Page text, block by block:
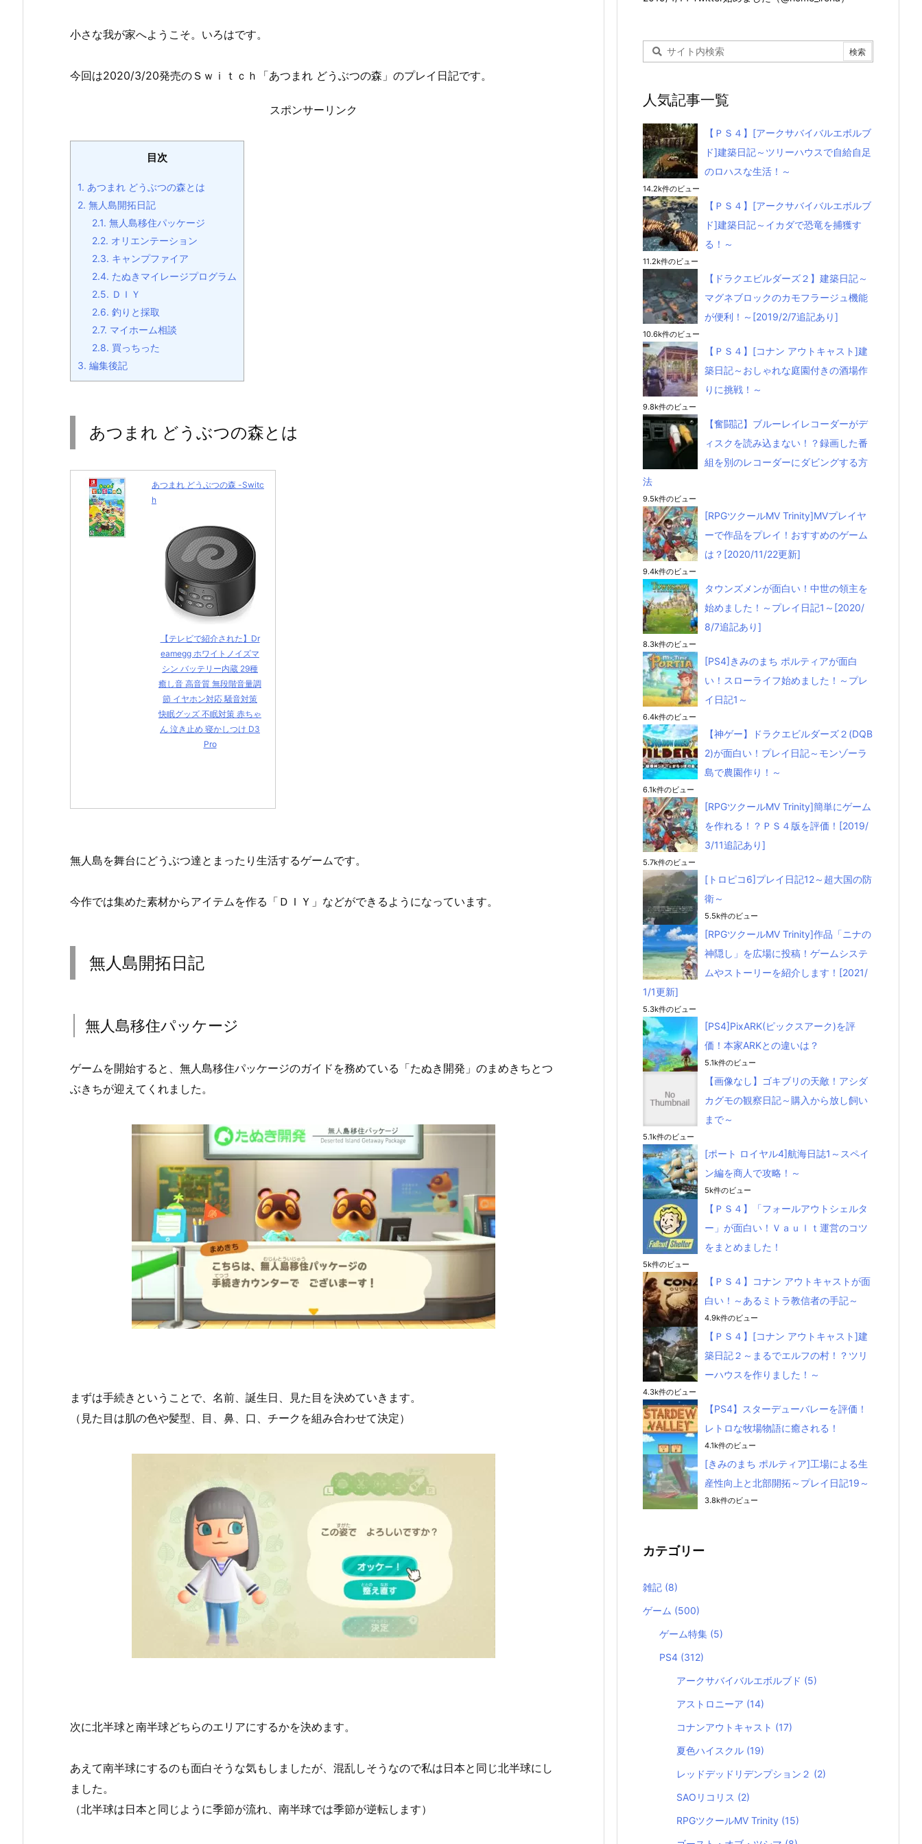
小さな我が家へようこそ。いろはです。
今回は2020/3/20発売のＳｗｉｔｃｈ「あつまれ どうぶつの森」のプレイ日記です。
スポンサーリンク
目次
1. あつまれ どうぶつの森とは
2. 無人島開拓日記
2.1. 無人島移住パッケージ
2.2. オリエンテーション
2.3. キャンプファイア
2.4. たぬきマイレージプログラム
2.5. ＤＩＹ
2.6. 釣りと採取
2.7. マイホーム相談
2.8. 買っちった
3. 編集後記
あつまれ どうぶつの森とは
あつまれ どうぶつの森 -Switc
h
【テレビで紹介された】Dr
eamegg ホワイトノイズマ
シン バッテリー内蔵 29種
癒し音 高音質 無段階音量調
節 イヤホン対応 騒音対策
快眠グッズ 不眠対策 赤ちゃ
ん 泣き止め 寝かしつけ D3
Pro
無人島を舞台にどうぶつ達とまったり生活するゲームです。
今作では集めた素材からアイテムを作る「ＤＩＹ」などができるようになっています。
無人島開拓日記
無人島移住パッケージ
ゲームを開始すると、無人島移住パッケージのガイドを務めている「たぬき開発」のまめきちとつ
ぶきちが迎えてくれました。
まずは手続きということで、名前、誕生日、見た目を決めていきます。
（見た目は肌の色や髪型、目、鼻、口、チークを組み合わせて決定）
次に北半球と南半球どちらのエリアにするかを決めます。
あえて南半球にするのも面白そうな気もしましたが、混乱しそうなので私は日本と同じ北半球にし
ました。
（北半球は日本と同じように季節が流れ、南半球では季節が逆転します）
人気記事一覧
【ＰＳ４】[アークサバイバルエボルブ
ド]建築日記～ツリーハウスで自給自足
のロハスな生活！～
14.2k件のビュー
【ＰＳ４】[アークサバイバルエボルブ
ド]建築日記～イカダで恐竜を捕獲す
る！～
11.2k件のビュー
【ドラクエビルダーズ２】建築日記～
マグネブロックのカモフラージュ機能
が便利！～[2019/2/7追記あり]
10.6k件のビュー
【ＰＳ４】[コナン アウトキャスト]建
築日記～おしゃれな庭園付きの酒場作
りに挑戦！～
9.8k件のビュー
【奮闘記】ブルーレイレコーダーがデ
ィスクを読み込まない！？録画した番
組を別のレコーダーにダビングする方
法
9.5k件のビュー
[RPGツクールMV Trinity]MVプレイヤ
ーで作品をプレイ！おすすめのゲーム
は？[2020/11/22更新]
9.4k件のビュー
タウンズメンが面白い！中世の領主を
始めました！～プレイ日記1～[2020/
8/7追記あり]
8.3k件のビュー
[PS4]きみのまち ポルティアが面白
い！スローライフ始めました！～プレ
イ日記1～
6.4k件のビュー
【神ゲー】ドラクエビルダーズ２(DQB
2)が面白い！プレイ日記～モンゾーラ
島で農園作り！～
6.1k件のビュー
[RPGツクールMV Trinity]簡単にゲーム
を作れる！？ＰＳ４版を評価！[2019/
3/11追記あり]
5.7k件のビュー
[トロピコ6]プレイ日記12～超大国の防
衛～
5.5k件のビュー
[RPGツクールMV Trinity]作品「ニナの
神隠し」を広場に投稿！ゲームシステ
ムやストーリーを紹介します！[2021/
1/1更新]
5.3k件のビュー
[PS4]PixARK(ピックスアーク)を評
価！本家ARKとの違いは？
5.1k件のビュー
【画像なし】ゴキブリの天敵！アシダ
カグモの観察日記～購入から放し飼い
まで～
5.1k件のビュー
[ポート ロイヤル4]航海日誌1～スペイ
ン編を商人で攻略！～
5k件のビュー
【ＰＳ４】「フォールアウトシェルタ
ー」が面白い！Ｖａｕｌｔ運営のコツ
をまとめました！
5k件のビュー
【ＰＳ４】コナン アウトキャストが面
白い！～あるミトラ教信者の手記～
4.9k件のビュー
【ＰＳ４】[コナン アウトキャスト]建
築日記２～まるでエルフの村！？ツリ
ーハウスを作りました！～
4.3k件のビュー
【PS4】スターデューバレーを評価！
レトロな牧場物語に癒される！
4.1k件のビュー
[きみのまち ポルティア]工場による生
産性向上と北部開拓～プレイ日記19～
3.8k件のビュー
カテゴリー
雑記 (8)
ゲーム (500)
ゲーム特集 (5)
PS4 (312)
アークサバイバルエボルブド (5)
アストロニーア (14)
コナンアウトキャスト (17)
夏色ハイスクル (19)
レッドデッドリデンプション２ (2)
SAOリコリス (2)
RPGツクールMV Trinity (15)